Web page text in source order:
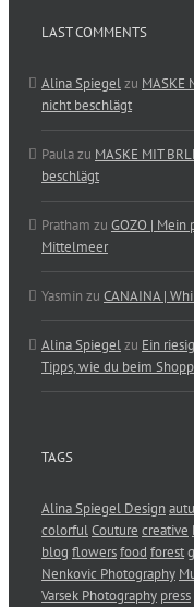
LAST COMMENTS
Alina Spiegelzu MASKE
nicht beschlägt
Paulazu MASKE MIT
beschlägt
Pratham zu GOZO | Mein
Mittelmeer
Yasmin zu CANAINA |
Alina Spiegelzu Ein
Tipps, wie du beim
TAGS
Alina Spiegel Design
colorfulCouture creative
blog flowersfood forest
Nenkovic Photography
Varsek Photography press